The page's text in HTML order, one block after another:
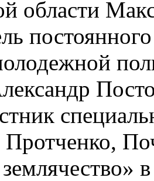
области
Протченко,